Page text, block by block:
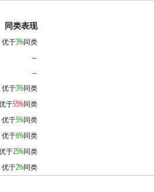
同类表现
优于3%同类
—
—
优于3%同类
于55%同类
优于5%同类
优于6%同类
于25%同类
优于2%同类